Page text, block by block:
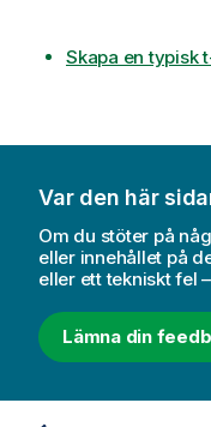
Skapa en typisk
Var den här
Om du stöter på
eller innehållet på
eller ett tekniskt fel
Lämna din